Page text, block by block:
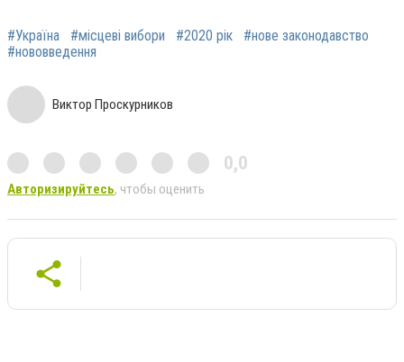
#Україна #місцеві вибори #2020 рік
#нове законодавство
#нововведення
Виктор Проскурников
0,0
Авторизируйтесь, чтобы оценить